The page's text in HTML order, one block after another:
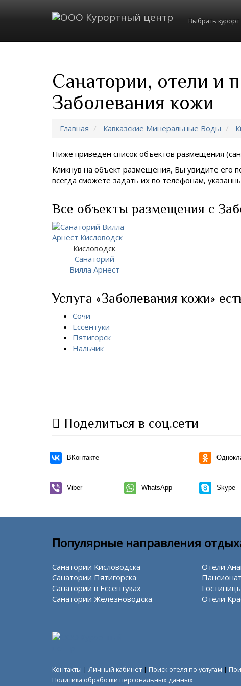
Выбрать курорт
Санатории, отели и
Заболевания кожи
Главная Кавказские Минеральные Воды
Ниже приведен список объектов размещения
Кликнув на объект размещения, Вы увидите его
всегда сможете задать их по телефонам,
Все объекты размещения с
Кисловодск
Санаторий
Вилла Арнест
Услуга «Заболевания кожи»
Сочи
Ессентуки
Пятигорск
Нальчик
Поделиться в соц.сети
ВКонтакте
Viber WhatsApp Skype
Популярные направления
Санатории Кисловодска
Санатории Пятигорска
Санатории в Ессентуках
Санатории Железноводска
Отели
Отели
Контакты | Личный кабинет| Поиск отеля по услугам |
Политика обработки персональных данных